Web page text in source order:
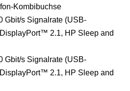
Kombibuchse
Gbit/s Signalrate (USB-
2.1, HP Sleep and
Gbit/s Signalrate (USB-
2.1, HP Sleep and